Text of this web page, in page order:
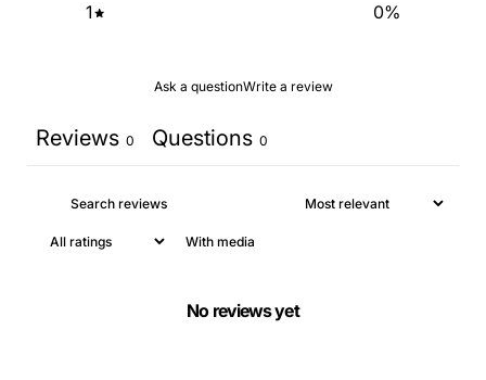
1
0%
Ask a questionWrite a review
Reviews 0 Questions 0
With media
No reviews yet